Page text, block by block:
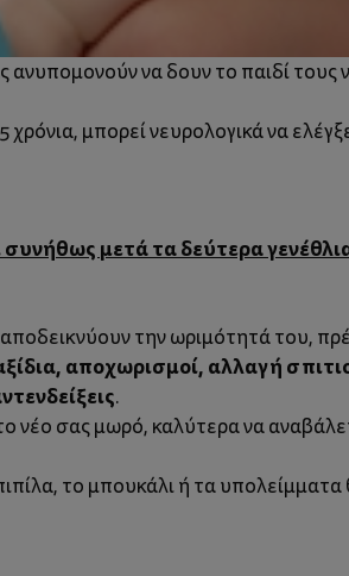
ανυπομονούν να δουν το παιδί τους
μπορεί νευρολογικά να
μετά τα δεύτερα
την ωριμότητά του,
αποχωρισμοί, αλλαγή
.
νέο σας μωρό, καλύτερα να
το μπουκάλι ή τα